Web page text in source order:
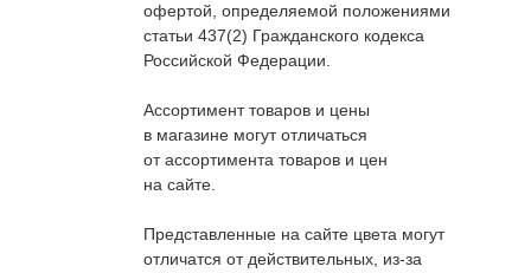
офертой, определяемой положениями
статьи 437(2) Гражданского кодекса
Российской Федерации.
Ассортимент товаров и цены
в магазине могут отличаться
от ассортимента товаров и цен
на сайте.
Представленные на сайте цвета могут
отличатся от действительных, из-за